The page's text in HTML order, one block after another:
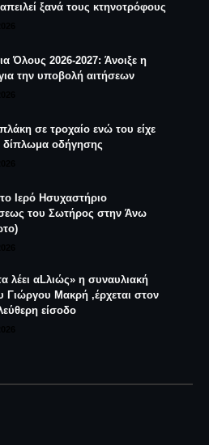
ξανά τους κτηνοτρόφους
Όλους 2026-2027: Άνοιξε η
την υποβολή αιτήσεων
σε τροχαίο ενώ του είχε
δίπλωμα οδήγησης
Ιερό Ησυχαστήριο
του Σωτήρος στην Άνω
λέει αLλιώς» η συναυλιακή
Γιώργου Μακρή ,έρχεται στον
είσοδο